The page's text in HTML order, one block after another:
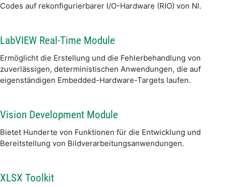
Codes auf rekonfigurierbarer I/O-Hardware (RIO) von NI.
LabVIEW Real-Time Module
Ermöglicht die Erstellung und die Fehlerbehandlung von
zuverlässigen, deterministischen Anwendungen, die auf
eigenständigen Embedded-Hardware-Targets laufen.
Vision Development Module
Bietet Hunderte von Funktionen für die Entwicklung und
Bereitstellung von Bildverarbeitungsanwendungen.
XLSX Toolkit